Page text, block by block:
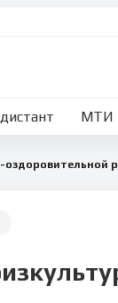
МТИ
оздоровительной